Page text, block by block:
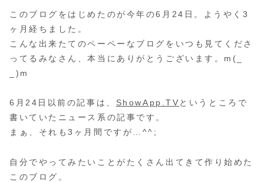
このブログをはじめたのが今年の6月24日。ようやく3
ヶ月経ちました。
こんな出来たてのペーペーなブログをいつも見てくださ
ってるみなさん、本当にありがとうございます。m(_
_)m
6月24日以前の記事は、 ShowApp.TV というところで
書いていたニュース系の記事です。
まぁ、それも3ヶ月間ですが…^^;
自分でやってみたいことがたくさん出てきて作り始めた
このブログ。